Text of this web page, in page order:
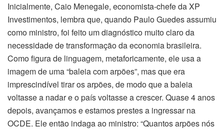
Inicialmente, Caio Menegale, economista-chefe da XP
Investimentos, lembra que, quando Paulo Guedes assumiu
como ministro, foi feito um diagnóstico muito claro da
necessidade de transformação da economia brasileira.
Como figura de linguagem, metaforicamente, ele usa a
imagem de uma “baleia com arpões”, mas que era
imprescindível tirar os arpões, de modo que a baleia
voltasse a nadar e o país voltasse a crescer. Quase 4 anos
depois, avançamos e estamos prestes a ingressar na
OCDE. Ele então indaga ao ministro: “Quantos arpões nós